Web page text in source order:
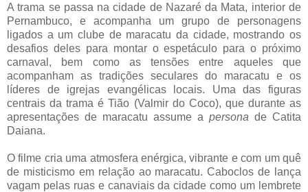
A trama se passa na cidade de Nazaré da Mata, interior de
Pernambuco, e acompanha um grupo de personagens
ligados a um clube de maracatu da cidade, mostrando os
desafios deles para montar o espetáculo para o próximo
carnaval, bem como as tensões entre aqueles que
acompanham as tradições seculares do maracatu e os
líderes de igrejas evangélicas locais. Uma das figuras
centrais da trama é Tião (Valmir do Coco), que durante as
apresentações de maracatu assume a persona de Catita
Daiana.
O filme cria uma atmosfera enérgica, vibrante e com um quê
de misticismo em relação ao maracatu. Caboclos de lança
vagam pelas ruas e canaviais da cidade como um lembrete